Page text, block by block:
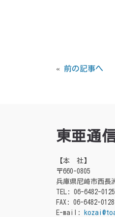
« 前の記事へ
東亜通
【本 社】
〒660-0805
兵庫県尼崎市西長
TEL: 06-6482-0125
FAX: 06-6482-0128
E-mail: